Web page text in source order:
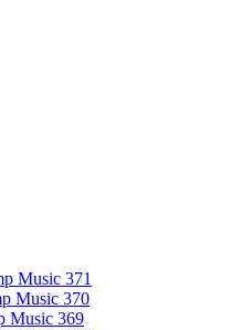
Music 371
Music 370
Music 369